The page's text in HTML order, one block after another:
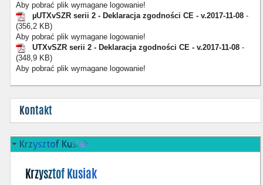
Aby pobrać plik wymagane logowanie!
µUTXvSZR serii 2 - Deklaracja zgodności CE - v.2017-11-08 -
(356,2 KB)
Aby pobrać plik wymagane logowanie!
UTXvSZR serii 2 - Deklaracja zgodności CE - v.2017-11-08 -
(348,9 KB)
Aby pobrać plik wymagane logowanie!
Kontakt
Krzysztof Kusiak
Krzysztof Kusiak